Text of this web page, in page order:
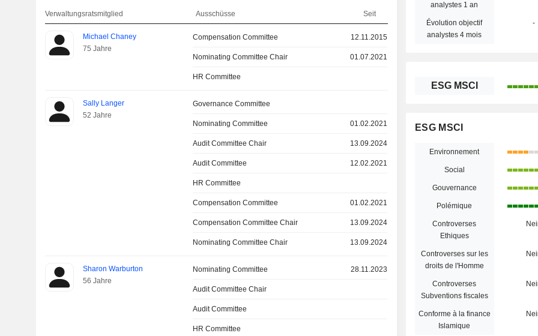
Verwaltungsratsmitglied Ausschüsse Seit
Michael Chaney
75 Jahre
Compensation Committee 12.11.2015
Nominating Committee Chair 01.07.2021
HR Committee
Sally Langer
52 Jahre
Governance Committee
Nominating Committee 01.02.2021
Audit Committee Chair 13.09.2024
Audit Committee 12.02.2021
HR Committee
Compensation Committee 01.02.2021
Compensation Committee Chair 13.09.2024
Nominating Committee Chair 13.09.2024
Sharon Warburton
56 Jahre
Nominating Committee 28.11.2023
Audit Committee Chair
Audit Committee
HR Committee
analystes 1 an
Évolution objectif
analystes 4 mois
-
ESG MSCI
ESG MSCI
Environnement
Social
Gouvernance
Polémique
Controverses
Ethiques
Controverses sur les
droits de l'Homme
Controverses
Subventions fiscales
Conforme à la finance
Islamique